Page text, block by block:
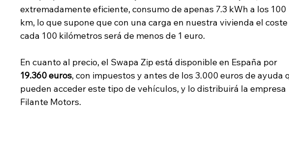
extremadamente eficiente, consumo de apenas 7.3 kWh a los 100
km, lo que supone que con una carga en nuestra vivienda el
cada 100 kilómetros será de menos de 1 euro.
En cuanto al precio, el Swapa Zip está disponible en España por
19.360 euros, con impuestos y antes de los 3.000 euros de ayuda
pueden acceder este tipo de vehículos, y lo distribuirá la empresa
Filante Motors.